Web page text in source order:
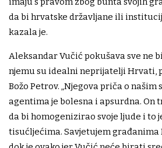
da bi hrvatske državljane ili
kazala je.
Aleksandar Vučić pokušava sve ne
njemu su idealni neprijatelji Hrvati,
Božo Petrov. „Njegova priča o
agentima je bolesna i apsurdna. On
da bi homogenizirao svoje ljude i to
tisućljećima. Savjetujem građanima